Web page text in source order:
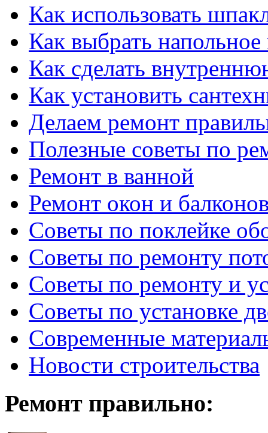
Как использовать
Как выбрать
Как сделать
Как установить
Делаем ремонт
Полезные советы по
Ремонт в ванной
Ремонт окон и
Советы по поклейке
Советы по ремонту
Советы по ремонту и
Советы по установке
Современные
Новости строительства
Ремонт правильно: